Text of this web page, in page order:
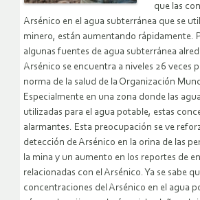
que las
Arsénico en el agua subterránea que se
minero, están aumentando rápidamente.
algunas fuentes de agua subterránea
Arsénico se encuentra a niveles 26 veces
norma de la salud de la Organización
Especialmente en una zona donde las
utilizadas para el agua potable, estas
alarmantes. Esta preocupación se ve
detección de Arsénico en la orina de las
la mina y un aumento en los reportes de
relacionadas con el Arsénico. Ya se sabe
concentraciones del Arsénico en el agua